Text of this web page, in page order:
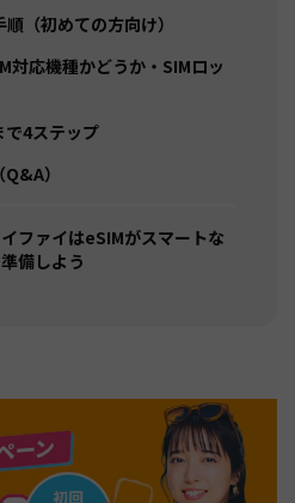
（初めての方向け）
対応機種かどうか・SIMロッ
で4ステップ
）
ファイはeSIMがスマートな
備しよう